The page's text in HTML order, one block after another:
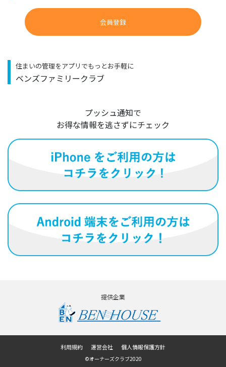
会員登録
住まいの管理をアプリでもっとお手軽に
ベンズファミリークラブ
プッシュ通知で
お得な情報を逃さずにチェック
提供企業
利用規約 運営会社 個人情報保護方針
©オーナーズクラブ2020